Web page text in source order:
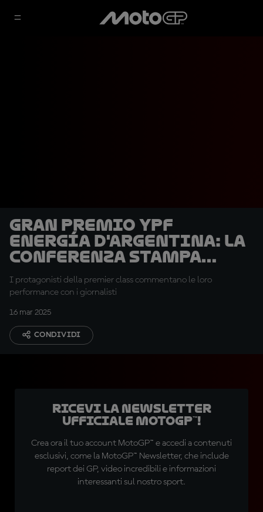
Gran Premio YPF
Energía d'Argentina: la
conferenza stampa
della domenica
I protagonisti della premier class commentano le loro
performance con i giornalisti
16 mar 2025
CONDIVIDI
Ricevi la newsletter
ufficiale MotoGP™!
Crea ora il tuo account MotoGP™ e accedi a contenuti
esclusivi, come la MotoGP™ Newsletter, che include
report dei GP, video incredibili e informazioni
interessanti sul nostro sport.